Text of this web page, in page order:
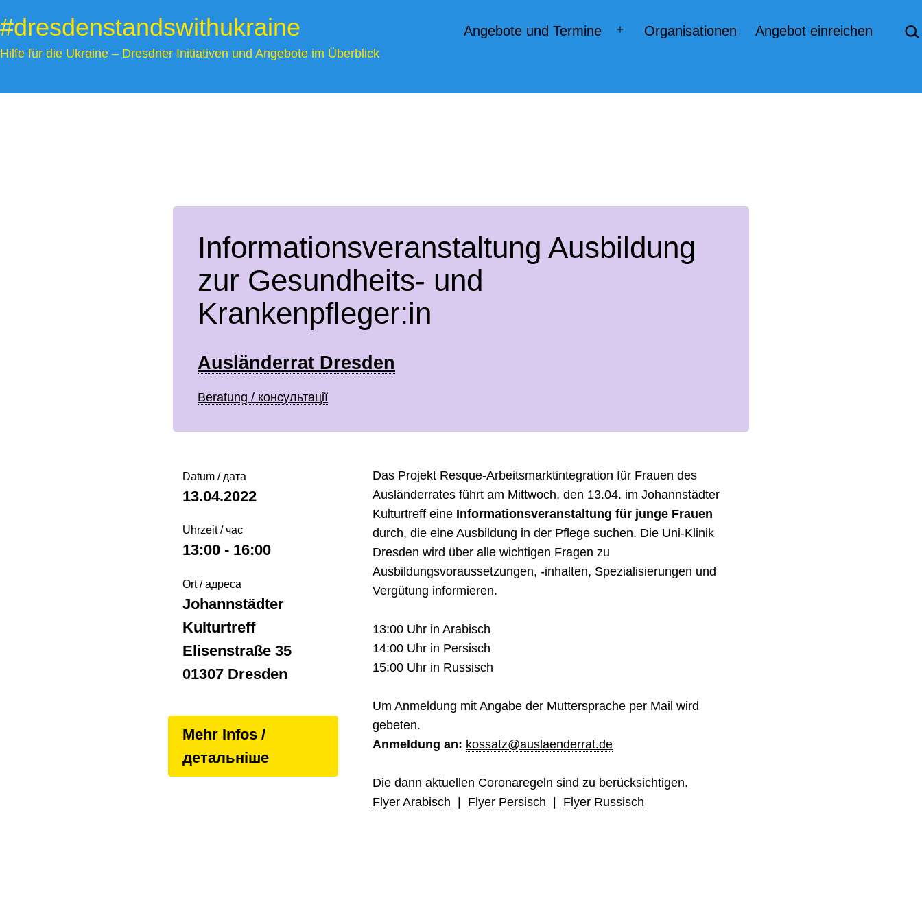
Inhalt
springen
#dresdenstandswithukraine
Hilfe für die Ukraine – Dresdner Initiativen und Angebote im Überblick
Angebote und Termine
MenüOrganisationen Angebot einreichen
Informationsveranstaltung Ausbildung
zur Gesundheits- und
Krankenpfleger:in
Ausländerrat Dresden
Beratung / консультації
Datum / дата
13.04.2022
Uhrzeit / час
13:00 - 16:00
Ort / адреса
Johannstädter
Kulturtreff
Elisenstraße 35
01307 Dresden
Mehr Infos /
детальніше
Das Projekt Resque-Arbeitsmarktintegration für Frauen des
Ausländerrates führt am Mittwoch, den 13.04. im Johannstädter
Kulturtreff eine Informationsveranstaltung für junge Frauen
durch, die eine Ausbildung in der Pflege suchen. Die Uni-Klinik
Dresden wird über alle wichtigen Fragen zu
Ausbildungsvoraussetzungen, -inhalten, Spezialisierungen und
Vergütung informieren.
13:00 Uhr in Arabisch
14:00 Uhr in Persisch
15:00 Uhr in Russisch
Um Anmeldung mit Angabe der Muttersprache per Mail wird
gebeten.
Anmeldung an: kossatz@auslaenderrat.de
Die dann aktuellen Coronaregeln sind zu berücksichtigen.
Flyer Arabisch
Flyer Persisch Flyer Russisch